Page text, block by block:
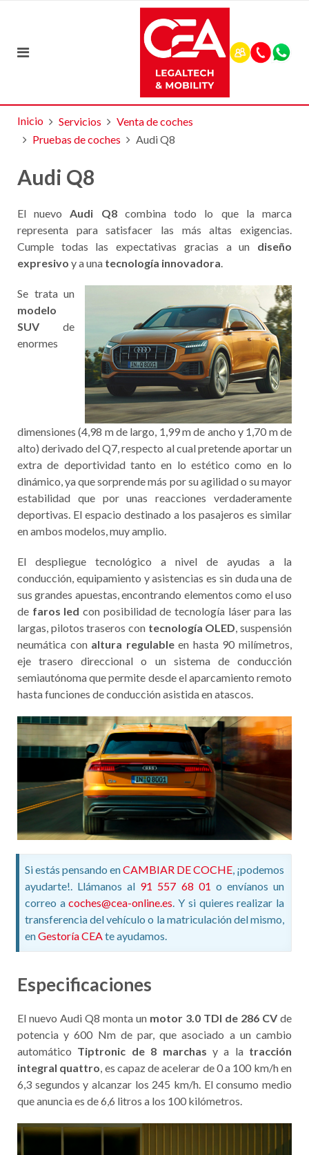
Inicio Servicios
Venta de coches
Pruebas de coches
Audi Q8
Audi Q8
El nuevoAudi Q8combina todo lo que la marca
representa para satisfacer las más altas exigencias.
Cumple todas las expectativas gracias a un diseño
expresivo y a una tecnología innovadora.
Se trata un
modelo
SUV de
enormes
dimensiones (4,98 m de largo, 1,99 m de ancho y 1,70 m de
alto) derivado del Q7, respecto al cual pretende aportar un
extra de deportividad tanto en lo estético como en lo
dinámico, ya que sorprende más por su agilidad o su mayor
estabilidad que por unas reacciones verdaderamente
deportivas. El espacio destinado a los pasajeros es similar
en ambos modelos, muy amplio.
El despliegue tecnológico a nivel de ayudas a la
conducción, equipamiento y asistencias es sin duda una de
sus grandes apuestas, encontrando elementos como el uso
de faros led con posibilidad de tecnología láser para las
largas, pilotos traseros con tecnología OLED, suspensión
neumática conaltura regulableen hasta 90 milímetros,
eje trasero direccional o un sistema de conducción
semiautónoma que permite desde el aparcamiento remoto
hasta funciones de conducción asistida en atascos.
Si estás pensando enCAMBIAR DE COCHE , ¡podemos
ayudarte!. Llámanos al 91 557 68 01 o envíanos un
correo acoches@cea-online.es . Y si quieres realizar la
transferencia del vehículo o la matriculación del mismo,
enGestoría CEA te ayudamos.
Especificaciones
El nuevo Audi Q8 monta un motor 3.0 TDI de 286 CV de
potencia y 600 Nm de par, que asociado a un cambio
automático Tiptronic de 8 marchas y a la tracción
integral quattro , es capaz de acelerar de 0 a 100 km/h en
6,3 segundos y alcanzar los 245 km/h. El consumo medio
que anuncia es de 6,6 litros a los 100 kilómetros.